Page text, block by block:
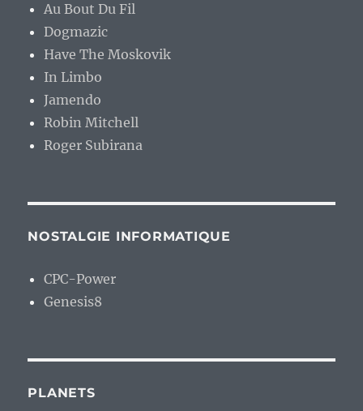
Au Bout Du Fil
Dogmazic
Have The Moskovik
In Limbo
Jamendo
Robin Mitchell
Roger Subirana
NOSTALGIE INFORMATIQUE
CPC-Power
Genesis8
PLANETS